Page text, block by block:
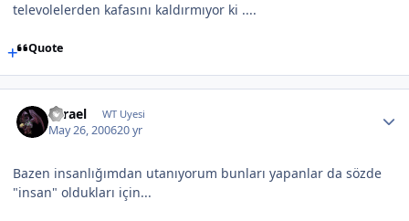
televolelerden kafasını kaldırmıyor ki ....
Quote
Tyrael WT Uyesi
May 26, 200620 yr
Bazen insanlığımdan utanıyorum bunları yapanlar da sözde
"insan" oldukları için...